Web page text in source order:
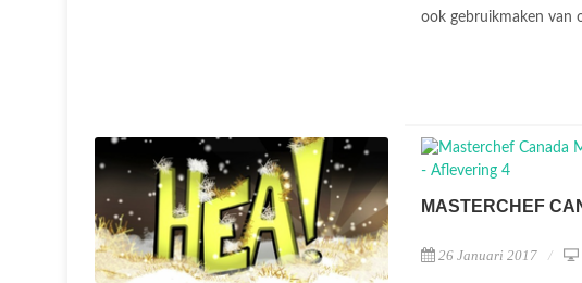
ook gebruikmaken van
MASTERCHEF
26 Januari 2017